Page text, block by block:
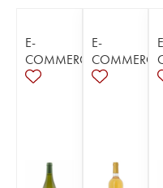
E-
COMMERCE
E-
COMMERCE